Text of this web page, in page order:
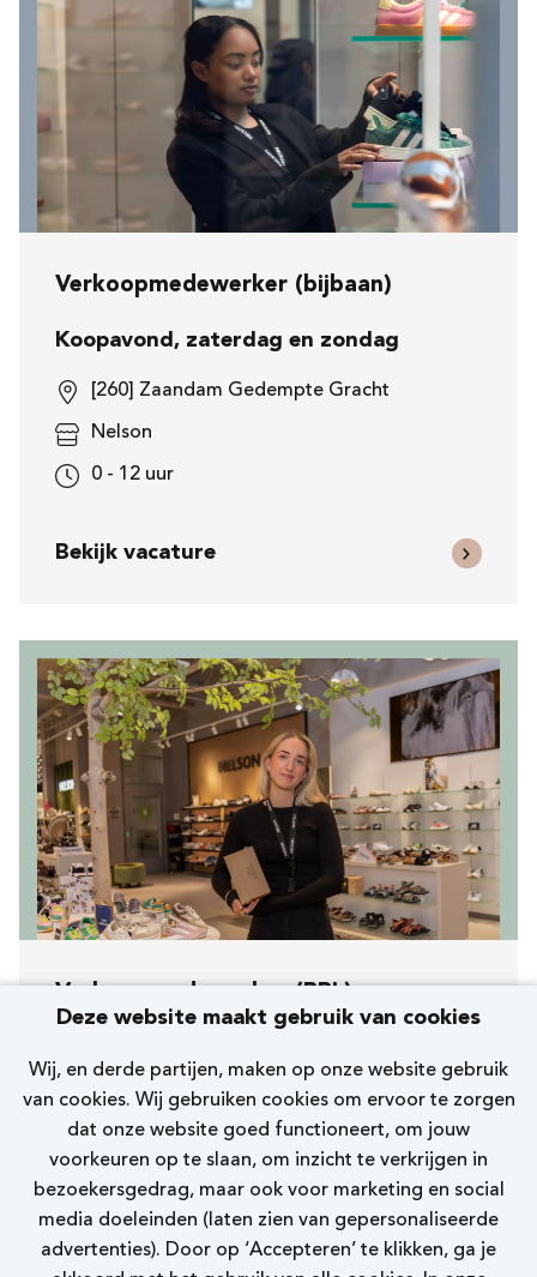
Deze website maakt gebruik van cookies
Wij, en derde partijen, maken op onze website gebruik
van cookies. Wij gebruiken cookies om ervoor te zorgen
dat onze website goed functioneert, om jouw
voorkeuren op te slaan, om inzicht te verkrijgen in
bezoekersgedrag, maar ook voor marketing en social
media doeleinden (laten zien van gepersonaliseerde
advertenties). Door op ‘Accepteren’ te klikken, ga je
Verkoopmedewerker (bijbaan)
Koopavond, zaterdag en zondag
[260] Zaandam Gedempte Gracht
Nelson
0 - 12 uur
Bekijk vacature
Verkoopmedewerker (BBL)
Nelson
20 uur
Bekijk vacature